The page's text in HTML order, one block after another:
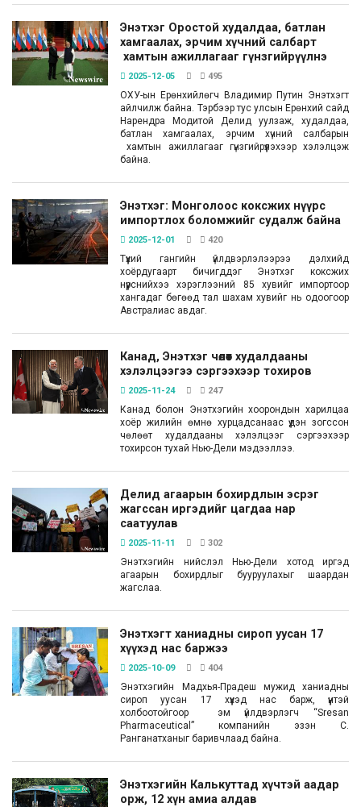
Энэтхэг Оростой худалдаа, батлан
хамгаалах, эрчим хүчний салбарт
хамтын ажиллагааг гүнзгийрүүлнэ
2025-12-05 495
ОХУ-ын Ерөнхийлөгч Владимир Путин Энэтхэгт
айлчилж байна. Тэрбээр тус улсын Ерөнхий сайд
Нарендра Модитой Делид уулзаж, худалдаа,
батлан хамгаалах, эрчим хүчний салбарын
хамтын ажиллагааг гүнзгийрүүлэхээр хэлэлцэж
байна.
Энэтхэг: Монголоос коксжих нүүрс
импортлох боломжийг судалж байна
2025-12-01 420
Түүхий гангийн үйлдвэрлэлээрээ дэлхийд
хоёрдугаарт бичигддэг Энэтхэг коксжих
нүүрснийхээ хэрэглээний 85 хувийг импортоор
хангадаг бөгөөд тал шахам хувийг нь одоогоор
Австралиас авдаг.
Канад, Энэтхэг чөлөөт худалдааны
хэлэлцээгээ сэргээхээр тохиров
2025-11-24 247
Канад болон Энэтхэгийн хоорондын харилцаа
хоёр жилийн өмнө хурцадсанаас үүдэн зогссон
чөлөөт худалдааны хэлэлцээг сэргээхээр
тохирсон тухай Нью-Дели мэдээллээ.
Делид агаарын бохирдлын эсрэг
жагссан иргэдийг цагдаа нар
саатуулав
2025-11-11 302
Энэтхэгийн нийслэл Нью-Дели хотод иргэд
агаарын бохирдлыг бууруулахыг шаардан
жагслаа.
Энэтхэгт ханиадны сироп уусан 17
хүүхэд нас баржээ
2025-10-09 404
Энэтхэгийн Мадхья-Прадеш мужид ханиадны
сироп уусан 17 хүүхэд нас барж, үүнтэй
холбоотойгоор эм үйлдвэрлэгч “Sresan
Pharmaceutical” компанийн эзэн С.
Ранганатханыг баривчлаад байна.
Энэтхэгийн Калькуттад хүчтэй аадар
орж, 12 хүн амиа алдав